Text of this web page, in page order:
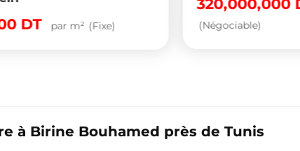
par m² (Fixe)
320,000,000DT
(Négociable)
à Birine Bouhamed près de Tunis